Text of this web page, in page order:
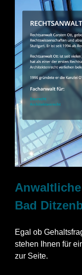
Bad
Egal ob
stehen Ihnen für
zur Seite.